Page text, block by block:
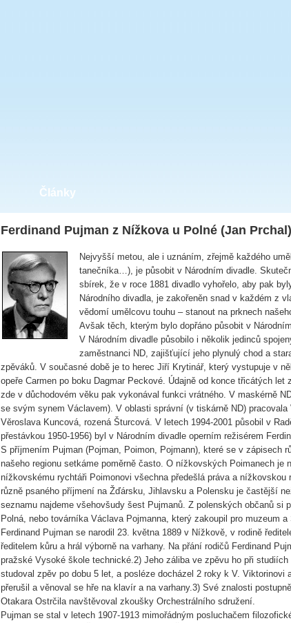
Články
Ferdinand Pujman z Nížkova u Polné (Jan Prchal)
Nejvyšší metou, ale i uznáním, zřejmě každého
tanečníka…), je působit v Národním divadle.
sbírek, že v roce 1881 divadlo vyhořelo, aby pak
Národního divadla, je zakořeněn snad v každém z
vědomí umělcovu touhu – stanout na prknech
Avšak těch, kterým bylo dopřáno působit v
V Národním divadle působilo i několik jedinců
zaměstnanci ND, zajišťující jeho plynulý chod a
zpěváků. V současné době je to herec Jiří Krytinář, který vystupuje v
opeře Carmen po boku Dagmar Peckové. Údajně od konce třicátých
zde v důchodovém věku pak vykonával funkci vrátného. V maskérně
se svým synem Václavem). V oblasti správní (v tiskárně ND)
Věroslava Kuncová, rozená Šturcová. V letech 1994-2001 působil v
přestávkou 1950-1956) byl v Národním divadle operním režisérem
S příjmením Pujman (Pojman, Poimon, Pojmann), které se v zápisech
našeho regionu setkáme poměrně často. O nížkovských Poimanech je
nížkovskému rychtáři Poimonovi všechna předešlá práva a
různě psaného příjmení na Žďársku, Jihlavsku a Polensku je častější
seznamu najdeme všehovšudy šest Pujmanů. Z polenských občanů si
Polná, nebo továrníka Václava Pojmanna, který zakoupil pro muzeum
Ferdinand Pujman se narodil 23. května 1889 v Nížkově, v rodině
ředitelem kůru a hrál výborně na varhany. Na přání rodičů Ferdinand
pražské Vysoké škole technické.2) Jeho záliba ve zpěvu ho při
studoval zpěv po dobu 5 let, a posléze docházel 2 roky k V.
přerušil a věnoval se hře na klavír a na varhany.3) Své znalosti
Otakara Ostrčila navštěvoval zkoušky Orchestrálního sdružení.
Pujman se stal v letech 1907-1913 mimořádným posluchačem